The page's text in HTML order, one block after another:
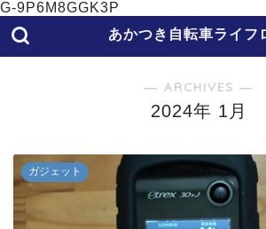
G-9P6M8GGK3P
あかつき自転車ライフ
― ARCHIVES ―
2024年 1月
ガジェット